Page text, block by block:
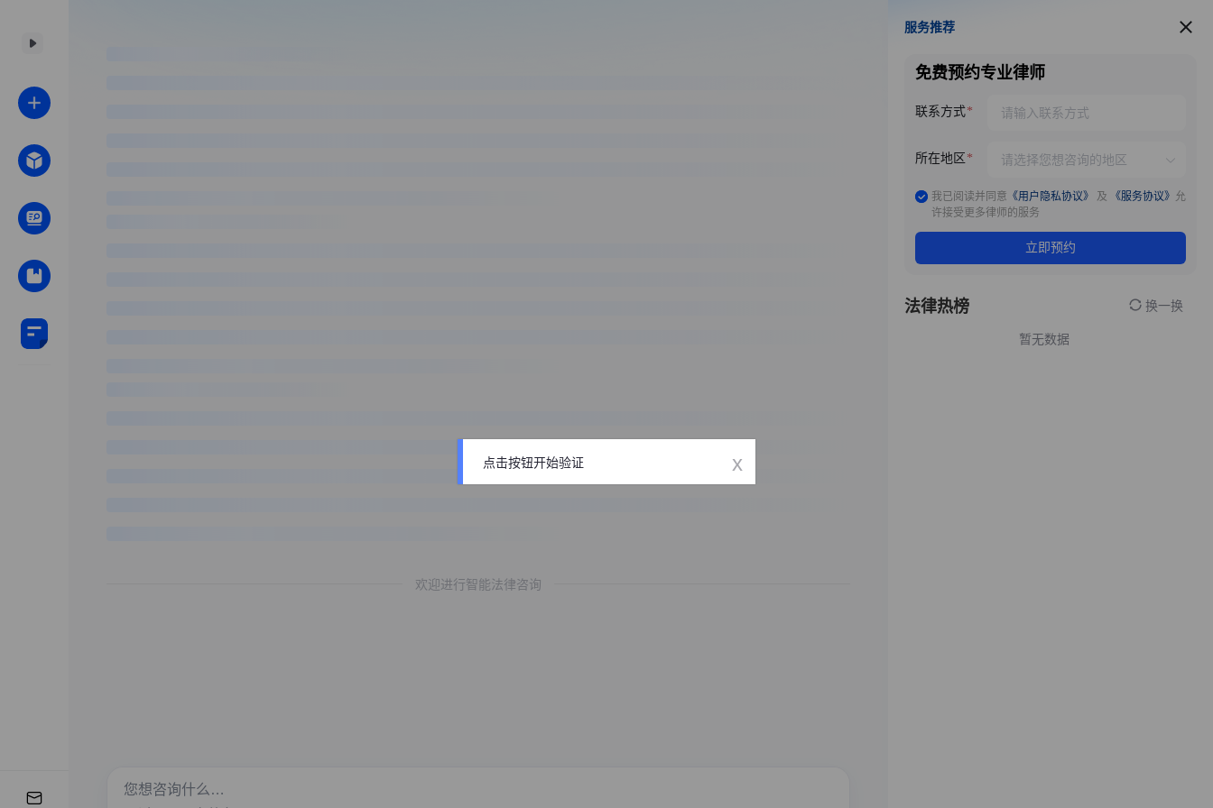
欢迎进行智能法律咨询
服务推荐
服务推荐
免费预约专业律师
联系方式
所在地区
我已阅读并同意 《用户隐私协议》 及 《服务协议》 允
许接受更多律师的服务
立即预约
法律热榜 换一换
暂无数据
点击按钮开始验证 x